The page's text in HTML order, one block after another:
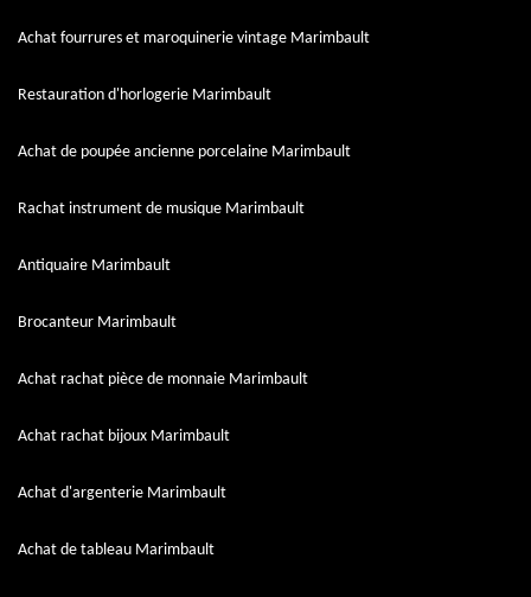
Achat fourrures et maroquinerie vintage Marimbault
Restauration d'horlogerie Marimbault
Achat de poupée ancienne porcelaine Marimbault
Rachat instrument de musique Marimbault
Antiquaire Marimbault
Brocanteur Marimbault
Achat rachat pièce de monnaie Marimbault
Achat rachat bijoux Marimbault
Achat d'argenterie Marimbault
Achat de tableau Marimbault